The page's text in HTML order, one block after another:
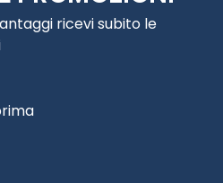
ricevi subito le